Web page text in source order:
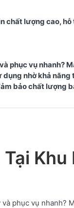
chất lượng cao,
phục vụ nhanh?
dụng nhờ khả
bảo chất lượng
Khu
phục vụ nhanh?